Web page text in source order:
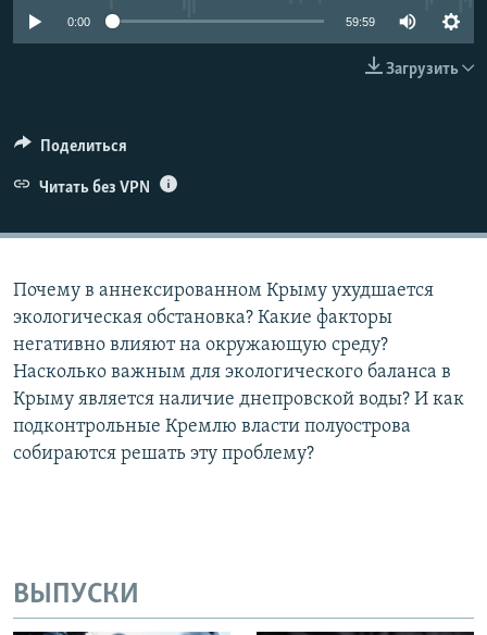
ПОБЕДИТЕЛЕЙ НЕ СУДЯТ?
УКРАИНСКАЯ ПРОБЛЕМА КРЫМА
ПРИСОЕДИНЯЙТЕСЬ!
0:00 59:59
Загрузить
Поделиться
Читать без VPN
Почему в аннексированном Крыму ухудшается
экологическая обстановка? Какие факторы
негативно влияют на окружающую среду?
Насколько важным для экологического баланса в
Крыму является наличие днепровской воды? И как
подконтрольные Кремлю власти полуострова
собираются решать эту проблему?
ВЫПУСКИ